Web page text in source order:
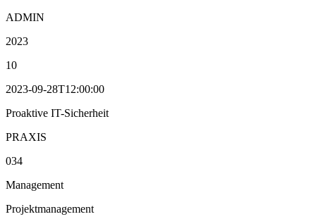
ADMIN
2023
10
2023-09-28T12:00:00
Proaktive IT-Sicherheit
PRAXIS
034
Management
Projektmanagement